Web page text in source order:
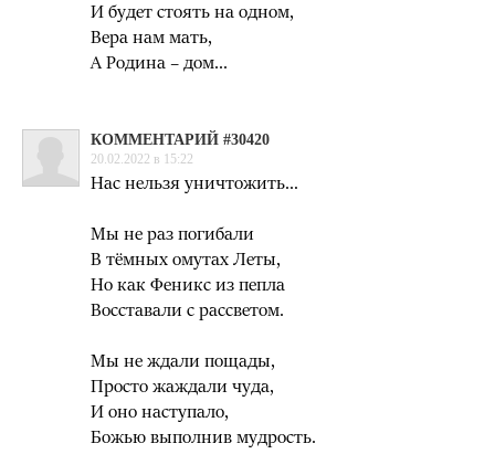
И будет стоять на одном,
Вера нам мать,
А Родина – дом...
КОММЕНТАРИЙ #30420
20.02.2022 в 15:22
Нас нельзя уничтожить…
Мы не раз погибали
В тёмных омутах Леты,
Но как Феникс из пепла
Восставали с рассветом.
Мы не ждали пощады,
Просто жаждали чуда,
И оно наступало,
Божью выполнив мудрость.